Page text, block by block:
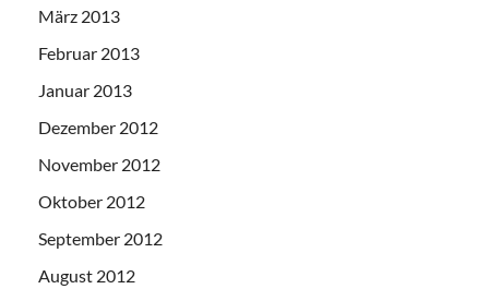
März 2013
Februar 2013
Januar 2013
Dezember 2012
November 2012
Oktober 2012
September 2012
August 2012